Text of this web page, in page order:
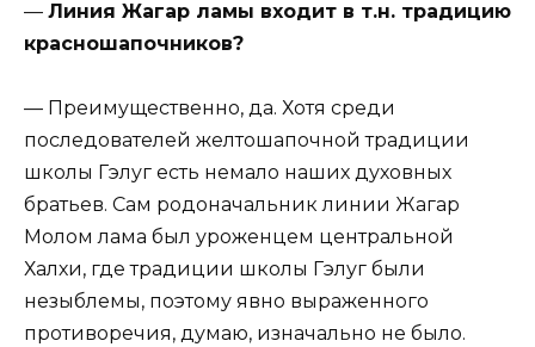
— Линия Жагар ламы входит в т.н. традицию
красношапочников?
— Преимущественно, да. Хотя среди
последователей желтошапочной традиции
школы Гэлуг есть немало наших духовных
братьев. Сам родоначальник линии Жагар
Молом лама был уроженцем центральной
Халхи, где традиции школы Гэлуг были
незыблемы, поэтому явно выраженного
противоречия, думаю, изначально не было.